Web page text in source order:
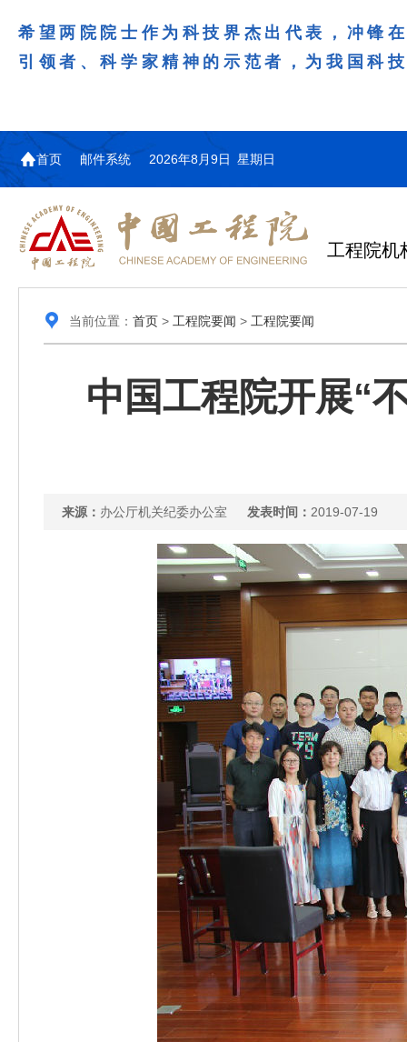
希望两院院士作为科技界杰出代表，冲锋
引领者、科学家精神的示范者，为我国科
首页 邮件系统 2026年8月9日 星期日
工程院机
当前位置： 首页> 工程院要闻 > 工程院要闻
中国工程院开展“
来源： 办公厅机关纪委办公室 发表时间： 2019-07-19